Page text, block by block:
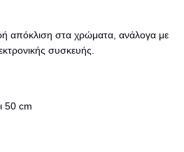
απόκλιση στα χρώματα, ανάλογα με
συσκευής.
50 cm